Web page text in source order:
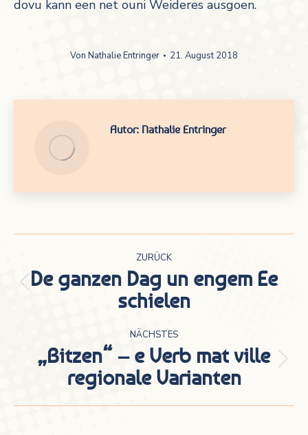
dovu kann een net ouni Weideres ausgoen.
Von Nathalie Entringer 21. August 2018
Autor: Nathalie Entringer
Kommentarnavigation
ZURÜCK
Vorheriger
Beitrag:
De ganzen Dag un engem Ee
schielen
NÄCHSTES
Nächster
Beitrag:
„Bitzen“ – e Verb mat ville
regionale Varianten